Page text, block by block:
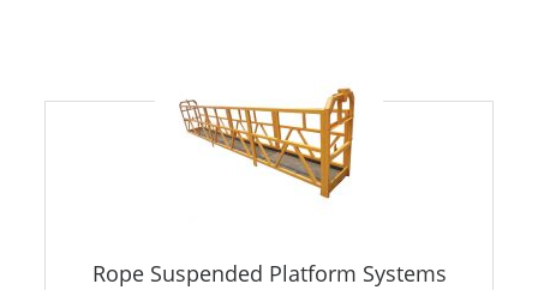
Rope Suspended Platform Systems